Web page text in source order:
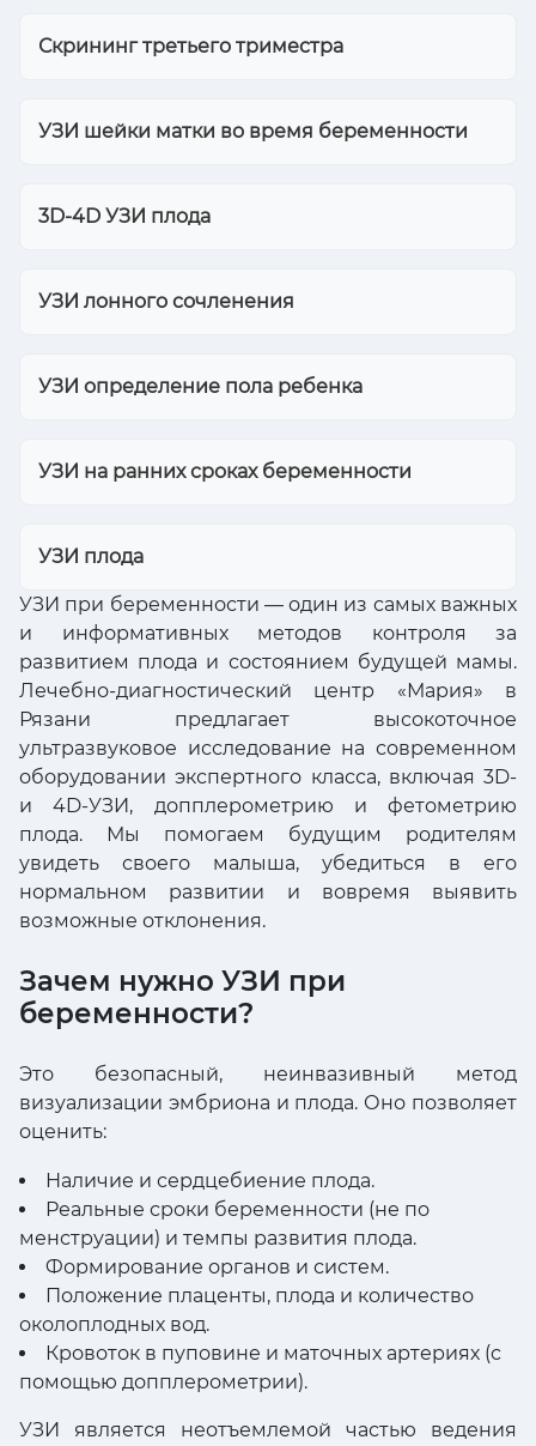
Скрининг третьего триместра
УЗИ шейки матки во время беременности
3D-4D УЗИ плода
УЗИ лонного сочленения
УЗИ определение пола ребенка
УЗИ на ранних сроках беременности
УЗИ плода
УЗИ при беременности — один из самых важных
и информативных методов контроля за
развитием плода и состоянием будущей мамы.
Лечебно-диагностический центр «Мария» в
Рязани предлагает высокоточное
ультразвуковое исследование на современном
оборудовании экспертного класса, включая 3D-
и 4D-УЗИ, допплерометрию и фетометрию
плода. Мы помогаем будущим родителям
увидеть своего малыша, убедиться в его
нормальном развитии и вовремя выявить
возможные отклонения.
Зачем нужно УЗИ при
беременности?
Это безопасный, неинвазивный метод
визуализации эмбриона и плода. Оно позволяет
оценить:
Наличие и сердцебиение плода.
Реальные сроки беременности (не по
менструации) и темпы развития плода.
Формирование органов и систем.
Положение плаценты, плода и количество
околоплодных вод.
Кровоток в пуповине и маточных артериях (с
помощью допплерометрии).
УЗИ является неотъемлемой частью ведения